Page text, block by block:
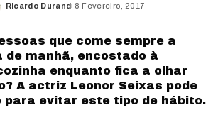
Posted
Ricardo Durand 8 Fevereiro, 2017
que come sempre a
de manhã, encostado à
enquanto fica a olhar
A actriz Leonor Seixas pode
para evitar este tipo de hábito.